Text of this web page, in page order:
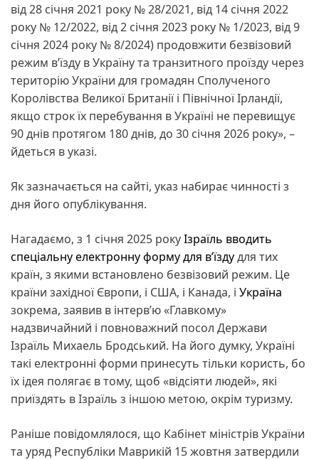
від 28 січня 2021 року № 28/2021, від 14 січня 2022
року № 12/2022, від 2 січня 2023 року № 1/2023, від 9
січня 2024 року № 8/2024) продовжити безвізовий
режим в’їзду в Україну та транзитного проїзду через
територію України для громадян Сполученого
Королівства Великої Британії і Північної Ірландії,
якщо строк їх перебування в Україні не перевищує
90 днів протягом 180 днів, до 30 січня 2026 року», –
йдеться в указі.
Як зазначається на сайті, указ набирає чинності з
дня його опублікування.
Нагадаємо, з 1 січня 2025 рокуІзраїль вводить
спеціальну електронну форму для вʼїздудля тих
країн, з якими встановлено безвізовий режим. Це
країни західної Європи, і США, і Канада, і Україна
зокрема, заявив в інтервʼю «Главкому»
надзвичайний і повноважний посол Держави
Ізраїль Михаель Бродський. На його думку, Україні
такі електронні форми принесуть тільки користь, бо
їх ідея полягає в тому, щоб «відсіяти людей», які
приїздять в Ізраїль з іншою метою, окрім туризму.
Раніше повідомлялося, що Кабінет міністрів України
та уряд Республіки Маврикій 15 жовтня затвердили